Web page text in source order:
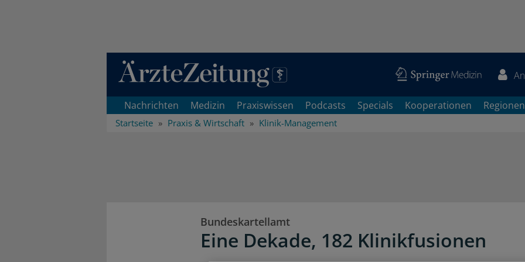
Direkt zum Inhaltsbereich
Nachrichten Medizin Praxiswissen Podcasts Specials Kooperationen Regionen
Startseite Praxis & Wirtschaft Klinik-Management
Bundeskartellamt
Eine Dekade, 182 Klinikfusionen